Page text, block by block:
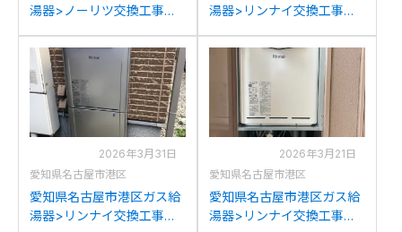
湯器>ノーリツ交換工事施
C2447SAW3Hからノーリ
ツGTH-C2460SAW3H-1BL
への交換
湯器>リンナイ交換工事施
2001SATからリンナイ
RVD-A2000SAT(B)への交
2026年3月31日
愛知県名古屋市港区
愛知県名古屋市港区ガス給
湯器>リンナイ交換工事施
2026年3月21日
愛知県名古屋市港区
愛知県名古屋市港区ガス給
湯器>リンナイ交換工事施